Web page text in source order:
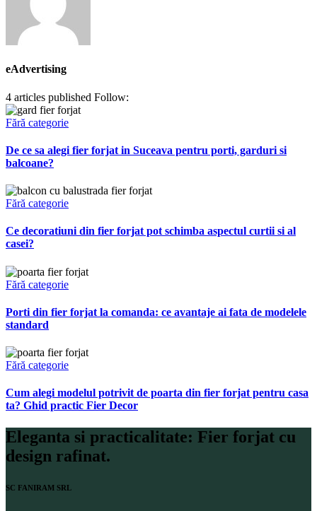
eAdvertising
4 articles published Follow:
facebook-
1
twitter-
x
dribble-
new
instagram
Fără categorie
De ce sa alegi fier forjat in Suceava pentru porti, garduri si
balcoane?
Fără categorie
Ce decoratiuni din fier forjat pot schimba aspectul curtii si al
casei?
Fără categorie
Porti din fier forjat la comanda: ce avantaje ai fata de modelele
standard
Fără categorie
Cum alegi modelul potrivit de poarta din fier forjat pentru casa
ta? Ghid practic Fier Decor
Eleganta si practicalitate: Fier forjat cu
design rafinat.
SC FANIRAM SRL